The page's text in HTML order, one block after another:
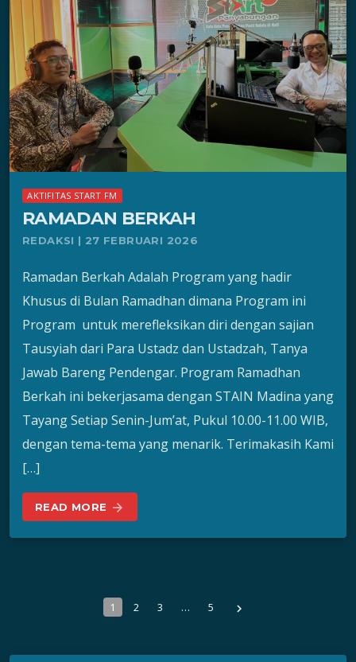
AKTIFITAS START FM
RAMADAN BERKAH
REDAKSI | 27 FEBRUARI 2026
Ramadan Berkah Adalah Program yang hadir
Khusus di Bulan Ramadhan dimana Program ini
Program untuk merefleksikan diri dengan sajian
Tausyiah dari Para Ustadz dan Ustadzah, Tanya
Jawab Bareng Pendengar. Program Ramadhan
Berkah ini bekerjasama dengan STAIN Madina yang
Tayang Setiap Senin-Jum’at, Pukul 10.00-11.00 WIB,
dengan tema-tema yang menarik. Terimakasih Kami
[…]
READ MORE arrow_forward
1 2 3 … 5 navigate_next